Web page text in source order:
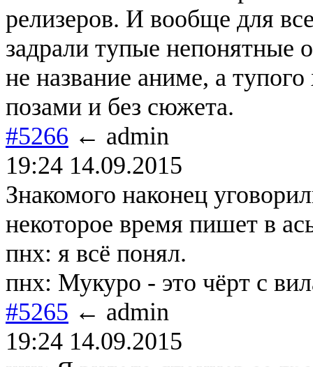
релизеров. И вообще для
задрали тупые непонятные
не название аниме, а
позами и без сюжета.
#5266 ← admin
19:24 14.09.2015
Знакомого наконец
некоторое время пишет в
пнх: я всё понял.
пнх: Мукуро - это чёрт с
#5265 ← admin
19:24 14.09.2015